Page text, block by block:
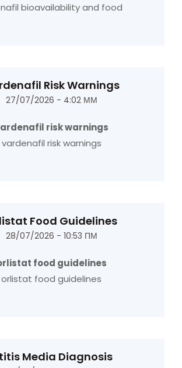
bioavailability and food
Risk Warnings
27/07/2026 - 4:02 ΜΜ
risk warnings
vardenafil risk warnings
Food Guidelines
28/07/2026 - 10:53 ΠΜ
food guidelines
orlistat food guidelines
Media Diagnosis